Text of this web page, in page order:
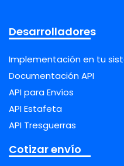
Desarrolladores
Implementación en tu
Documentación API
API para Envíos
API Estafeta
API Tresguerras
Cotizar envío